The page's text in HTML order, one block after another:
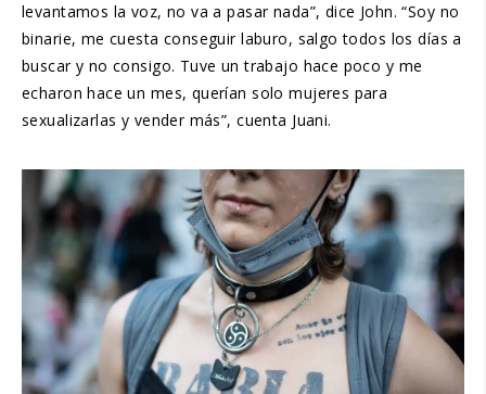
levantamos la voz, no va a pasar nada”, dice John. “Soy no
binarie, me cuesta conseguir laburo, salgo todos los días a
buscar y no consigo. Tuve un trabajo hace poco y me
echaron hace un mes, querían solo mujeres para
sexualizarlas y vender más”, cuenta Juani.